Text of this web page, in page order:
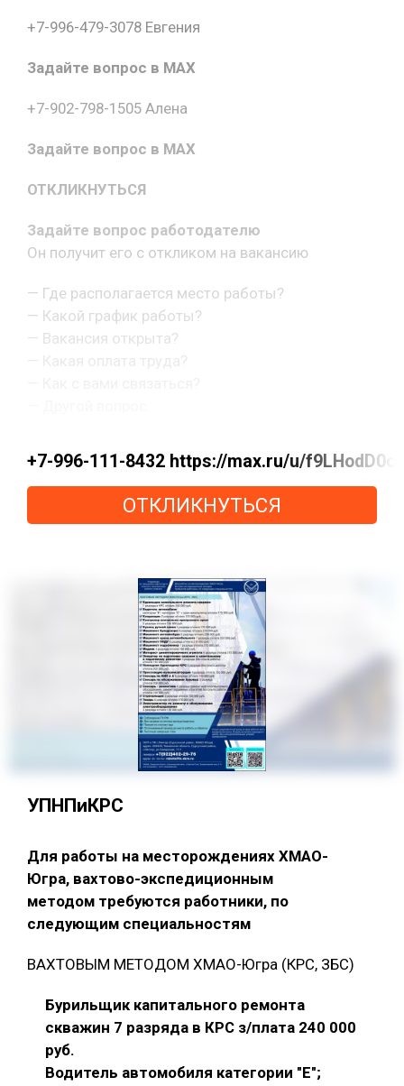
+7-996-479-3078 Евгения
Задайте вопрос в MAX
+7-902-798-1505 Алена
Задайте вопрос в MAX
ОТКЛИКНУТЬСЯ
Задайте вопрос работодателю
Он получит его с откликом на вакансию
— Где располагается место работы?
— Какой график работы?
— Вакансия открыта?
+7-996-111-8432 https://max.ru/u/
ОТКЛИКНУТЬСЯ
УПНПиКРС
Для работы на месторождениях ХМАО-
Югра, вахтово-экспедиционным
методом требуются работники, по
следующим специальностям
ВАХТОВЫМ МЕТОДОМ ХМАО-Югра (КРС, ЗБС)
Бурильщик капитального ремонта
скважин 7 разряда в КРС з/плата 240 000
руб.
Водитель автомобиля категории "E";